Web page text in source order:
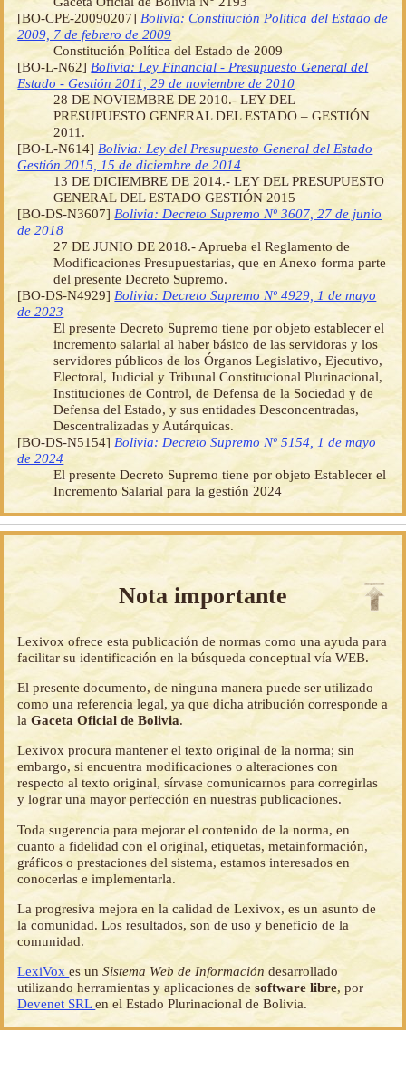
[BO-CPE-20090207] Bolivia: Constitución Política del Estado de
2009, 7 de febrero de 2009
Constitución Política del Estado de 2009
[BO-L-N62] Bolivia: Ley Financial - Presupuesto General del
Estado - Gestión 2011, 29 de noviembre de 2010
28 DE NOVIEMBRE DE 2010.- LEY DEL
PRESUPUESTO GENERAL DEL ESTADO – GESTIÓN
2011.
[BO-L-N614] Bolivia: Ley del Presupuesto General del Estado
Gestión 2015, 15 de diciembre de 2014
13 DE DICIEMBRE DE 2014.- LEY DEL PRESUPUESTO
GENERAL DEL ESTADO GESTIÓN 2015
[BO-DS-N3607] Bolivia: Decreto Supremo Nº 3607, 27 de junio
de 2018
27 DE JUNIO DE 2018.- Aprueba el Reglamento de
Modificaciones Presupuestarias, que en Anexo forma parte
del presente Decreto Supremo.
[BO-DS-N4929] Bolivia: Decreto Supremo Nº 4929, 1 de mayo
de 2023
El presente Decreto Supremo tiene por objeto establecer el
incremento salarial al haber básico de las servidoras y los
servidores públicos de los Órganos Legislativo, Ejecutivo,
Electoral, Judicial y Tribunal Constitucional Plurinacional,
Instituciones de Control, de Defensa de la Sociedad y de
Defensa del Estado, y sus entidades Desconcentradas,
Descentralizadas y Autárquicas.
[BO-DS-N5154] Bolivia: Decreto Supremo Nº 5154, 1 de mayo
de 2024
El presente Decreto Supremo tiene por objeto Establecer el
Incremento Salarial para la gestión 2024
Nota importante
Lexivox ofrece esta publicación de normas como una ayuda para
facilitar su identificación en la búsqueda conceptual vía WEB.
El presente documento, de ninguna manera puede ser utilizado
como una referencia legal, ya que dicha atribución corresponde a
laGaceta Oficial de Bolivia.
Lexivox procura mantener el texto original de la norma; sin
embargo, si encuentra modificaciones o alteraciones con
respecto al texto original, sírvase comunicarnos para corregirlas
y lograr una mayor perfección en nuestras publicaciones.
Toda sugerencia para mejorar el contenido de la norma, en
cuanto a fidelidad con el original, etiquetas, metainformación,
gráficos o prestaciones del sistema, estamos interesados en
conocerlas e implementarla.
La progresiva mejora en la calidad de Lexivox, es un asunto de
la comunidad. Los resultados, son de uso y beneficio de la
comunidad.
LexiVoxes unSistema Web de Información desarrollado
utilizando herramientas y aplicaciones desoftware libre, por
Devenet SRLen el Estado Plurinacional de Bolivia.